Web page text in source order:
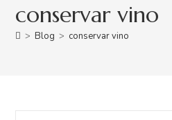
conservar vino
> Blog > conservar vino